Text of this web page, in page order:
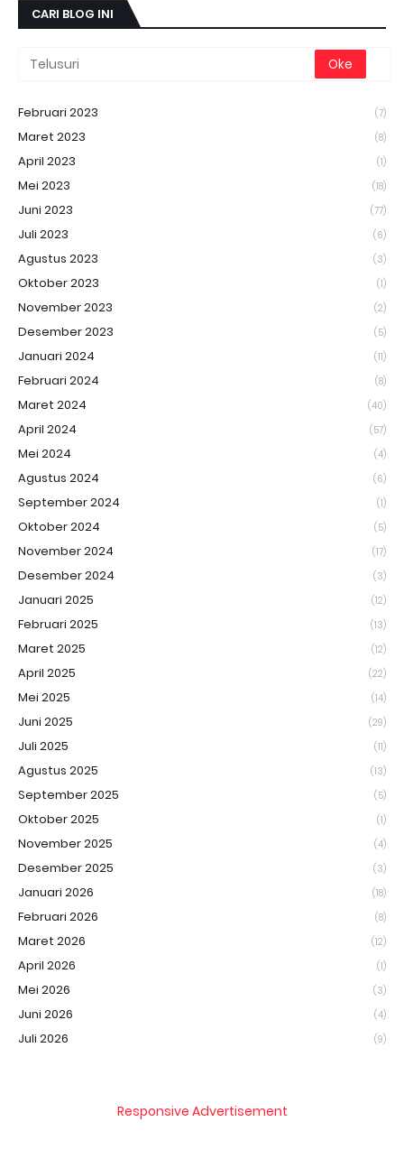
CARI BLOG INI
Februari 2023 (7)
Maret 2023 (8)
April 2023 (1)
Mei 2023 (18)
Juni 2023 (77)
Juli 2023 (6)
Agustus 2023 (3)
Oktober 2023 (1)
November 2023 (2)
Desember 2023 (5)
Januari 2024 (11)
Februari 2024 (8)
Maret 2024 (40)
April 2024 (57)
Mei 2024 (4)
Agustus 2024 (6)
September 2024 (1)
Oktober 2024 (5)
November 2024 (17)
Desember 2024 (3)
Januari 2025 (12)
Februari 2025 (13)
Maret 2025 (12)
April 2025 (22)
Mei 2025 (14)
Juni 2025 (29)
Juli 2025 (11)
Agustus 2025 (13)
September 2025 (5)
Oktober 2025 (1)
November 2025 (4)
Desember 2025 (3)
Januari 2026 (18)
Februari 2026 (8)
Maret 2026 (12)
April 2026 (1)
Mei 2026 (3)
Juni 2026 (4)
Juli 2026 (9)
Responsive Advertisement